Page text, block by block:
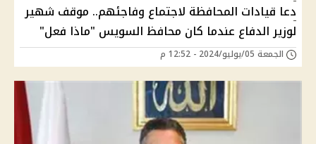
دعا قيادات المحافظة لاجتماع وفاجئهم.. موقف شهير
لوزير الدفاع عندما كان محافظ السويس "ماذا فعل"
الجمعة 05/يوليو/2024 - 12:52 م